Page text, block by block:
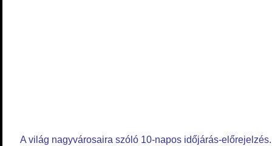
A világ nagyvárosaira szóló 10-napos időjárás-előrejelzés.